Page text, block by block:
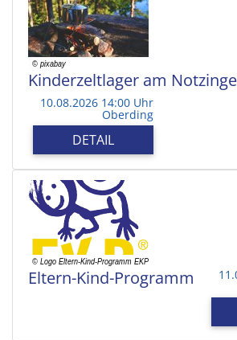
Kinderzeltlager am
10.08.2026 14:00 Uhr
Oberding
DETAIL
Eltern-Kind-Programm